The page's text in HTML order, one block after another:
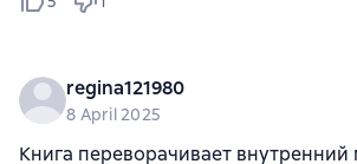
regina121980
8 April 2025
Книга переворачивает внутренний